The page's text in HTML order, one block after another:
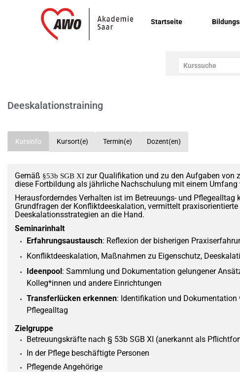
Startseite
Deeskalationstraining
Kursinfo Kursort(e) Termin(e) Dozent(en)
Gemäß §53b SGB XI zur Qualifikation und zu den Aufgaben von
diese Fortbildung als jährliche Nachschulung mit einem
Herausforderndes Verhalten ist im Betreuungs- und
Grundfragen der Konfliktdeeskalation, vermittelt
Deeskalationsstrategien an die Hand.
Seminarinhalt
Erfahrungsaustausch: Reflexion der bisherigen
Konfliktdeeskalation, Maßnahmen zu Eigenschutz,
Ideenpool: Sammlung und Dokumentation gelungener
Kolleg*innen und andere Einrichtungen
Transferlücken erkennen: Identifikation und
Pflegealltag
Zielgruppe
Betreuungskräfte nach § 53b SGB XI (anerkannt als
In der Pflege beschäftigte Personen
Pflegende Angehörige